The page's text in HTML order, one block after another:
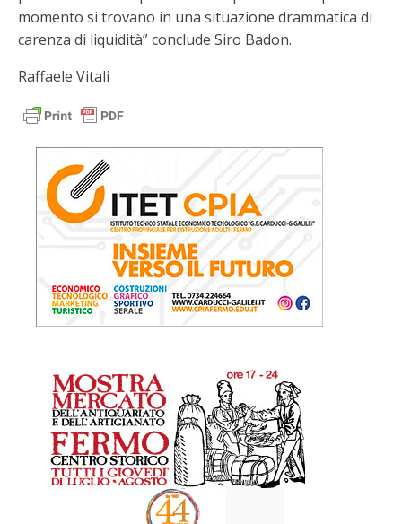
momento si trovano in una situazione drammatica di
carenza di liquidità” conclude Siro Badon.
Raffaele Vitali